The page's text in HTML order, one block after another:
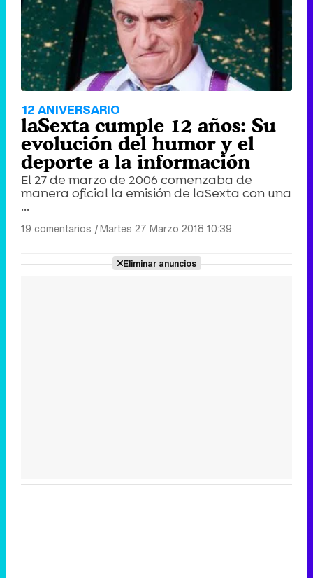
12 ANIVERSARIO
laSexta cumple 12 años: Su
evolución del humor y el
deporte a la información
El 27 de marzo de 2006 comenzaba de
manera oficial la emisión de laSexta con una
...
19 comentarios |Martes 27 Marzo 2018 10:39
Eliminar anuncios